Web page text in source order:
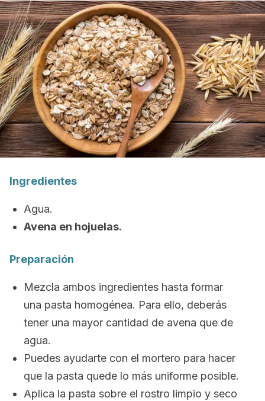
Ingredientes
Agua.
Avena en hojuelas.
Preparación
Mezcla ambos ingredientes hasta formar
una pasta homogénea. Para ello, deberás
tener una mayor cantidad de avena que de
agua.
Puedes ayudarte con el mortero para hacer
que la pasta quede lo más uniforme posible.
Aplica la pasta sobre el rostro limpio y seco